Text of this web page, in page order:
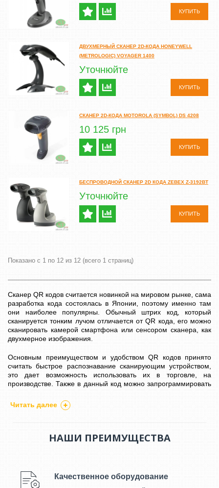
КУПИТЬ
ДВУХМЕРНЫЙ СКАНЕР 2D-КОДА HONEYWELL
(METROLOGIC) VOYAGER 1400
Уточнюйте
КУПИТЬ
СКАНЕР 2D-КОДА MOTOROLA (SYMBOL) DS 4208
10 125 грн
КУПИТЬ
БЕСПРОВОДНОЙ СКАНЕР 2D КОДА ZEBEX Z-3192BT
Уточнюйте
КУПИТЬ
Показано с 1 по 12 из 12 (всего 1 страниц)
Сканер QR кодов считается новинкой на мировом рынке, сама
разработка кода состоялась в Японии, поэтому именно там
они наиболее популярны. Обычный штрих код, который
сканируется тонким лучом отличается от QR кода, его можно
сканировать камерой смартфона или сенсором сканера, как
двухмерное изображения.
Основным преимуществом и удобством QR кодов принято
считать быстрое распознавание сканирующим устройством,
это дает возможность использовать их в торговле, на
производстве. Также в данный код можно запрограммировать
предложит большой ассортимент двухмерных сканеров.
Данные модели сканеров еще называют 2D сканеры.
недешевыми, поэтому популярность у них небольшая. Купить
сканер QR кода считается, что им Вы сможете сканировать
Для такого типа сканеров не важно, как развернут код, он
сканирует его оперативно, поэтому продавцам нужно меньше
Читать далее
НАШИ ПРЕИМУЩЕСТВА
Качественное оборудование